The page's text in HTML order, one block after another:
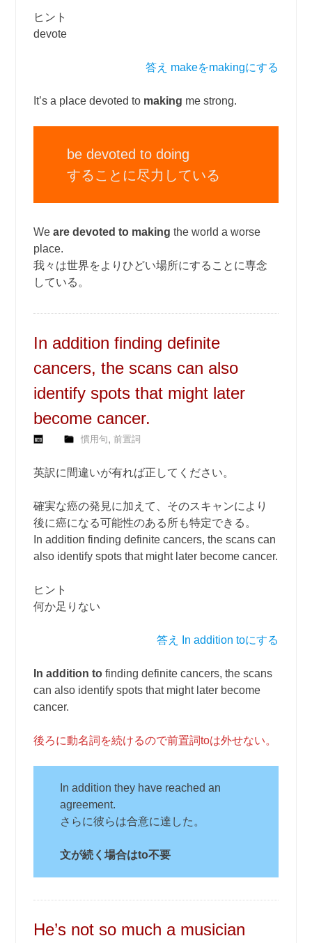
ヒント
devote
答え makeをmakingにする
It’s a place devoted to making me strong.
be devoted to doing
することに尽力している
Weare devoted to making the world a worse
place.
我々は世界をよりひどい場所にすることに専念
している。
In addition finding definite
cancers, the scans can also
identify spots that might later
become cancer.
慣用句,前置詞
英訳に間違いが有れば正してください。
確実な癌の発見に加えて、そのスキャンにより
後に癌になる可能性のある所も特定できる。
In addition finding definite cancers, the scans can
also identify spots that might later become cancer.
ヒント
何か足りない
答え In addition toにする
In addition to finding definite cancers, the scans
can also identify spots that might later become
cancer.
後ろに動名詞を続けるので前置詞toは外せない。
In addition they have reached an
agreement.
さらに彼らは合意に達した。
文が続く場合はto不要
He’s not so much a musician